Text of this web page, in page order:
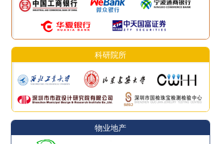
科研院所
物业地产